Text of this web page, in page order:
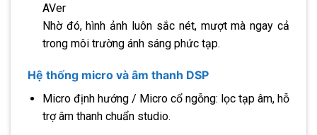
AVer
Nhờ đó, hình ảnh luôn sắc nét, mượt mà ngay cả
trong môi trường ánh sáng phức tạp.
Hệ thống micro và âm thanh DSP
Micro định hướng / Micro cổ ngỗng: lọc tạp âm, hỗ
trợ âm thanh chuẩn studio.